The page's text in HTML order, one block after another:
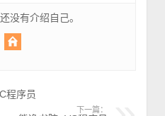
没有介绍自己。
程序员
下一篇：